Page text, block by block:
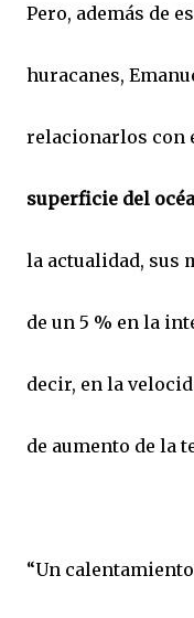
Pero, además de
huracanes,
relacionarlos con
superficie del
la actualidad, sus
de un 5 % en la
decir, en la
de aumento de la
“Un